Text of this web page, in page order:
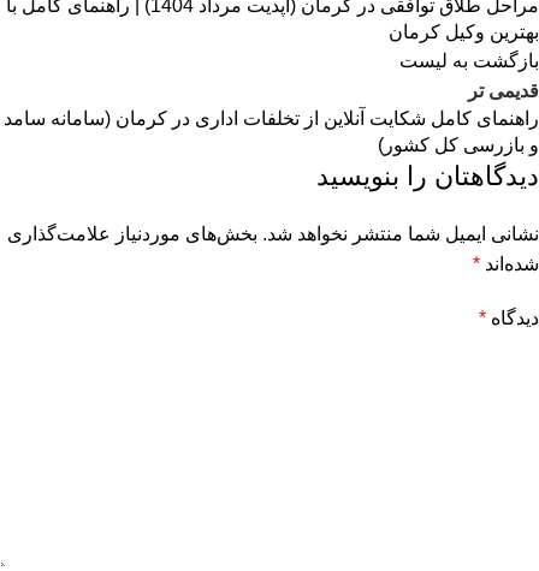
مراحل طلاق توافقی در کرمان (آپدیت مرداد 1404) | راهنمای کامل با
بهترین وکیل کرمان
بازگشت به لیست
قدیمی تر
راهنمای کامل شکایت آنلاین از تخلفات اداری در کرمان (سامانه سامد
و بازرسی کل کشور)
دیدگاهتان را بنویسید
نشانی ایمیل شما منتشر نخواهد شد. بخش‌های موردنیاز علامت‌گذاری
شده‌اند *
دیدگاه *